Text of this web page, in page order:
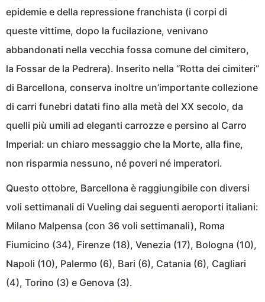
epidemie e della repressione franchista (i corpi di
queste vittime, dopo la fucilazione, venivano
abbandonati nella vecchia fossa comune del cimitero,
la Fossar de la Pedrera). Inserito nella “Rotta dei cimiteri”
di Barcellona, conserva inoltre un’importante collezione
di carri funebri datati fino alla metà del XX secolo, da
quelli più umili ad eleganti carrozze e persino al Carro
Imperial: un chiaro messaggio che la Morte, alla fine,
non risparmia nessuno, né poveri né imperatori.
Questo ottobre, Barcellona è raggiungibile con diversi
voli settimanali di Vueling dai seguenti aeroporti italiani:
Milano Malpensa (con 36 voli settimanali), Roma
Fiumicino (34), Firenze (18), Venezia (17), Bologna (10),
Napoli (10), Palermo (6), Bari (6), Catania (6), Cagliari
(4), Torino (3) e Genova (3).